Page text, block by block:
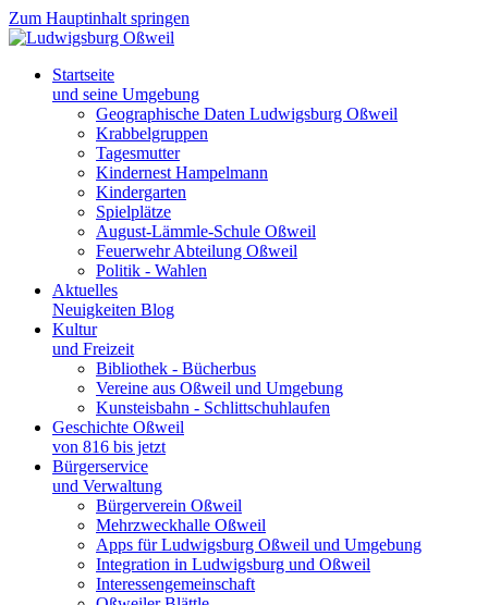
Zum Hauptinhalt springen
Startseite
und seine Umgebung
Geographische Daten Ludwigsburg Oßweil
Krabbelgruppen
Tagesmutter
Kindernest Hampelmann
Kindergarten
Spielplätze
August-Lämmle-Schule Oßweil
Feuerwehr Abteilung Oßweil
Politik - Wahlen
Aktuelles
Neuigkeiten Blog
Kultur
und Freizeit
Bibliothek - Bücherbus
Vereine aus Oßweil und Umgebung
Kunsteisbahn - Schlittschuhlaufen
Geschichte Oßweil
von 816 bis jetzt
Bürgerservice
und Verwaltung
Bürgerverein Oßweil
Mehrzweckhalle Oßweil
Apps für Ludwigsburg Oßweil und Umgebung
Integration in Ludwigsburg und Oßweil
Interessengemeinschaft